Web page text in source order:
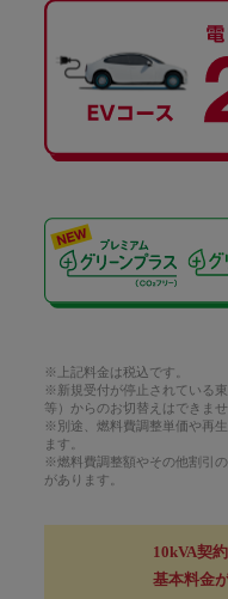
※上記料金は税込です。
※新規受付が停止されている
等）からのお切替えはできませ
※別途、燃料費調整単価や再
ます。
※燃料費調整額やその他割引
があります。
10kVA契
基本料金